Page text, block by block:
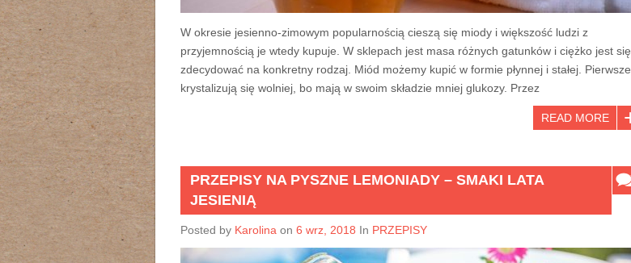
W okresie jesienno-zimowym popularnością cieszą się miody i większość ludzi z
przyjemnością je wtedy kupuje. W sklepach jest masa różnych gatunków i ciężko jest się
zdecydować na konkretny rodzaj. Miód możemy kupić w formie płynnej i stałej. Pierwsze
krystalizują się wolniej, bo mają w swoim składzie mniej glukozy. Przez
READ MORE
PRZEPISY NA PYSZNE LEMONIADY – SMAKI LATA
JESIENIĄ
Posted by Karolina on 6 wrz, 2018 In PRZEPISY